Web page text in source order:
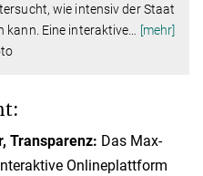
wie intensiv der Staat
kann. Eine interaktive
[mehr]
Transparenz: Das Max-
Onlineplattform